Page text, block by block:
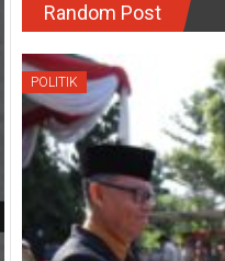
Random Post
POLITIK